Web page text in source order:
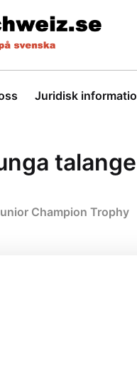
Juridisk
Champion Trophy